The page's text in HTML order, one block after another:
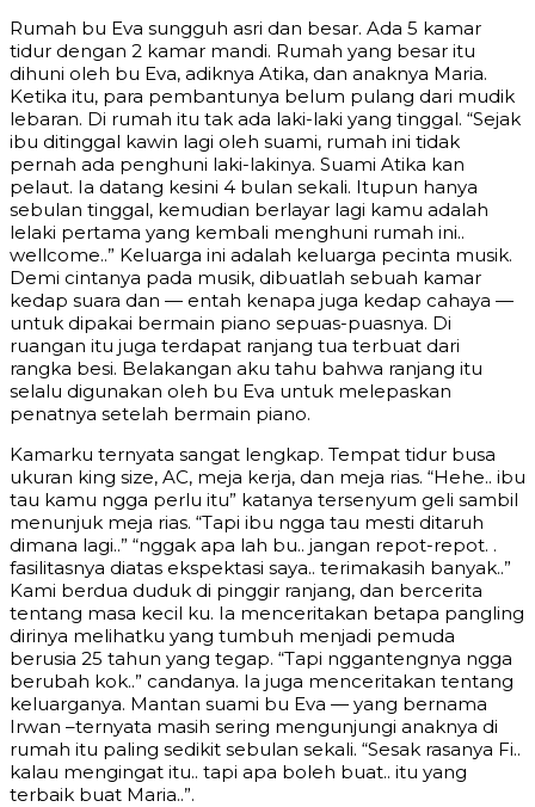
Rumah bu Eva sungguh asri dan besar. Ada 5 kamar
tidur dengan 2 kamar mandi. Rumah yang besar itu
dihuni oleh bu Eva, adiknya Atika, dan anaknya Maria.
Ketika itu, para pembantunya belum pulang dari mudik
lebaran. Di rumah itu tak ada laki-laki yang tinggal. “Sejak
ibu ditinggal kawin lagi oleh suami, rumah ini tidak
pernah ada penghuni laki-lakinya. Suami Atika kan
pelaut. Ia datang kesini 4 bulan sekali. Itupun hanya
sebulan tinggal, kemudian berlayar lagi kamu adalah
lelaki pertama yang kembali menghuni rumah ini..
wellcome..” Keluarga ini adalah keluarga pecinta musik.
Demi cintanya pada musik, dibuatlah sebuah kamar
kedap suara dan — entah kenapa juga kedap cahaya —
untuk dipakai bermain piano sepuas-puasnya. Di
ruangan itu juga terdapat ranjang tua terbuat dari
rangka besi. Belakangan aku tahu bahwa ranjang itu
selalu digunakan oleh bu Eva untuk melepaskan
penatnya setelah bermain piano.
Kamarku ternyata sangat lengkap. Tempat tidur busa
ukuran king size, AC, meja kerja, dan meja rias. “Hehe.. ibu
tau kamu ngga perlu itu” katanya tersenyum geli sambil
menunjuk meja rias. “Tapi ibu ngga tau mesti ditaruh
dimana lagi..” “nggak apa lah bu.. jangan repot-repot. .
fasilitasnya diatas ekspektasi saya.. terimakasih banyak..”
Kami berdua duduk di pinggir ranjang, dan bercerita
tentang masa kecil ku. Ia menceritakan betapa pangling
dirinya melihatku yang tumbuh menjadi pemuda
berusia 25 tahun yang tegap. “Tapi nggantengnya ngga
berubah kok..” candanya. Ia juga menceritakan tentang
keluarganya. Mantan suami bu Eva — yang bernama
Irwan –ternyata masih sering mengunjungi anaknya di
rumah itu paling sedikit sebulan sekali. “Sesak rasanya Fi..
kalau mengingat itu.. tapi apa boleh buat.. itu yang
terbaik buat Maria..”.